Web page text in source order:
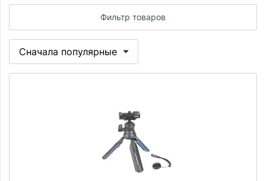
Фильтр товаров